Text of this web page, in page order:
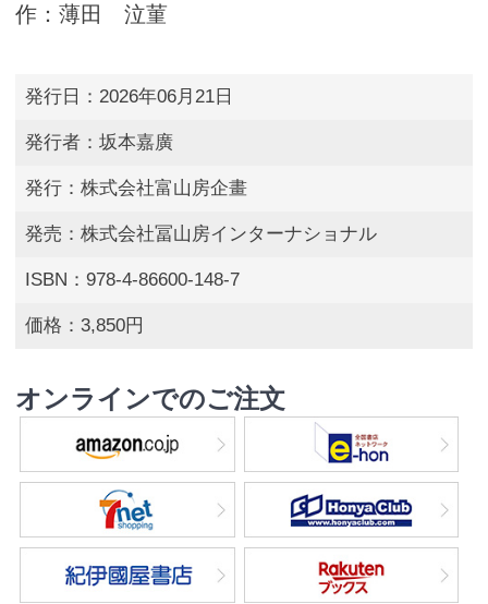
作：薄田 泣菫
発行日：2026年06月21日
発行者：坂本嘉廣
発行：株式会社富山房企畫
発売：株式会社冨山房インターナショナル
ISBN：978-4-86600-148-7
価格：3,850円
オンラインでのご注文